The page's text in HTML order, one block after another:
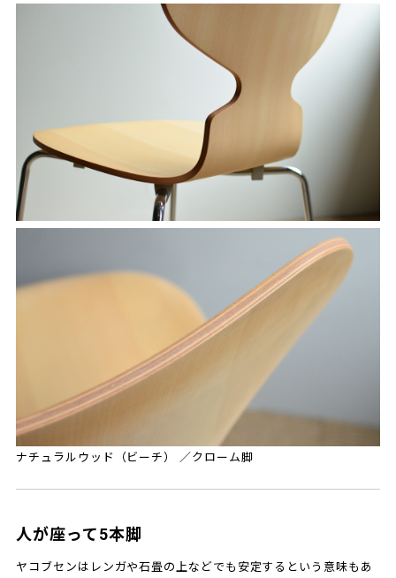
ナチュラルウッド（ビーチ） ／クローム脚
人が座って5本脚
ヤコブセンはレンガや石畳の上などでも安定するという意味もあ